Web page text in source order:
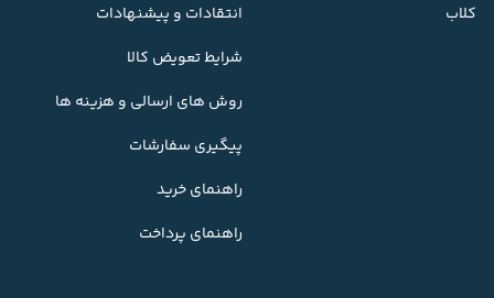
کلاب
انتقادات و پیشنهادات
شرایط تعویض کالا
روش های ارسالی و هزینه ها
پیگیری سفارشات
راهنمای خرید
راهنمای پرداخت